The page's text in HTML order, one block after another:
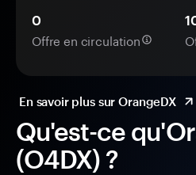
Qu'est-ce
(O4DX) ?
0
Offre en circulation
En savoir plus sur OrangeDX